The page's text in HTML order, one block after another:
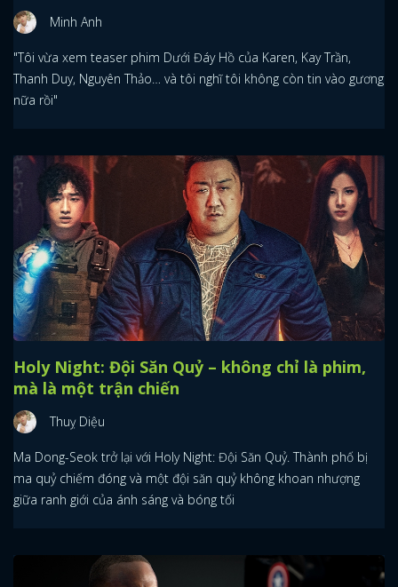
Minh Anh
"Tôi vừa xem teaser phim Dưới Đáy Hồ của Karen, Kay Trần,
Thanh Duy, Nguyên Thảo… và tôi nghĩ tôi không còn tin vào gương
nữa rồi"
Holy Night: Đội Săn Quỷ – không chỉ là phim,
mà là một trận chiến
Thuỵ Diệu
Ma Dong-Seok trở lại với Holy Night: Đội Săn Quỷ. Thành phố bị
ma quỷ chiếm đóng và một đội săn quỷ không khoan nhượng
giữa ranh giới của ánh sáng và bóng tối